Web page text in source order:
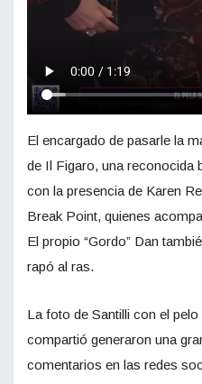
El encargado de pasarle la
de Il Figaro, una reconocida
con la presencia de Karen
Break Point, quienes
El propio “Gordo” Dan
rapó al ras.
La foto de Santilli con el
compartió generaron una
comentarios en las redes